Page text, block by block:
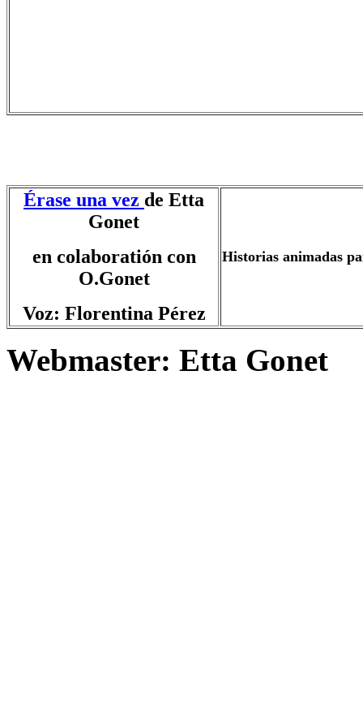
Érase una vez de Etta
Gonet
en colaboratión con
O.Gonet
Voz: Florentina Pérez
Historias animadas
Webmaster: Etta Gonet